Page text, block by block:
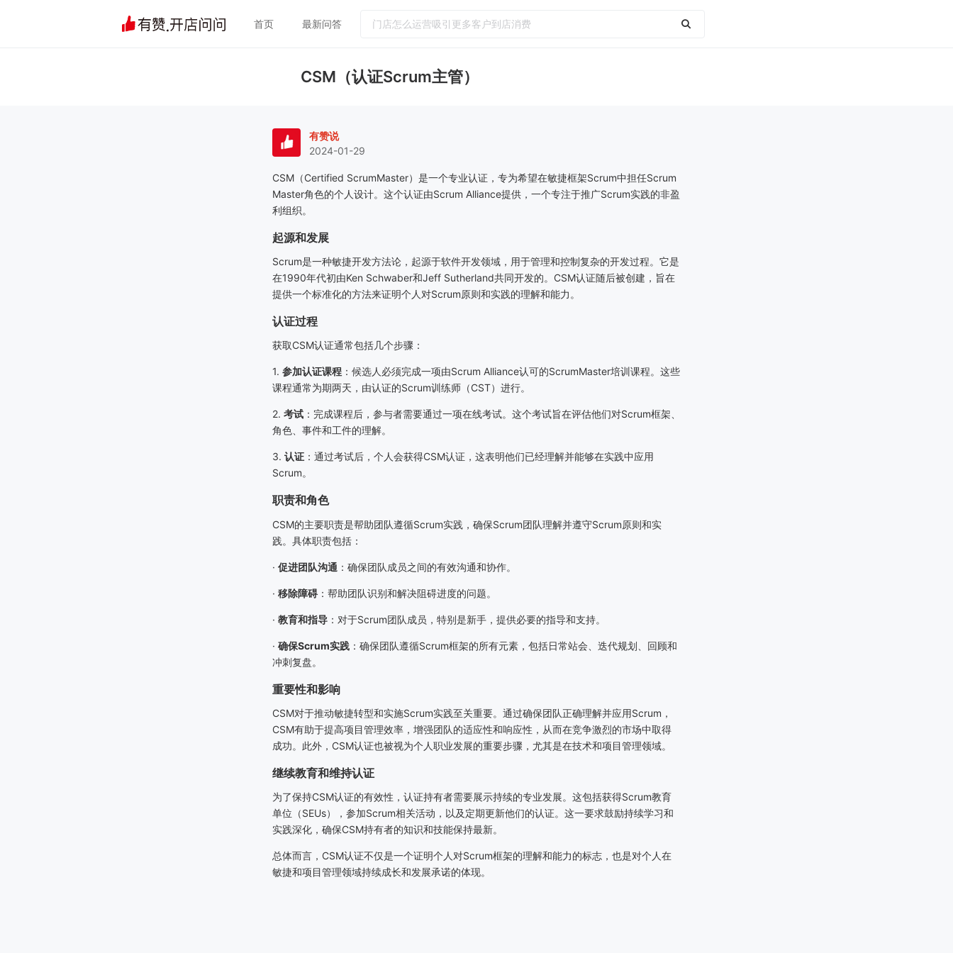
首页 最新问答
门店怎么运营吸引更多客户到店消费
怎么给顾客办会员卡？需要什么设备
CSM（认证Scrum主管）
有赞说
2024-01-29
CSM （Certified ScrumMaster）是一个专业认证，专为希望在敏捷框架Scrum中担任Scrum
Master角色的个人设计。这个认证由Scrum Alliance提供，一个专注于推广Scrum实践的非盈
利组织。
起源和发展
Scrum是一种敏捷开发方法论，起源于软件开发领域，用于管理和控制复杂的开发过程。它是
在1990年代初由Ken Schwaber和Jeff Sutherland共同开发的。 CSM认证随后被创建，旨在
提供一个标准化的方法来证明个人对Scrum原则和实践的理解和能力。
认证过程
获取CSM认证通常包括几个步骤：
1. 参加认证课程 ：候选人必须完成一项由Scrum Alliance认可的ScrumMaster培训课程。这些
课程通常为期两天，由认证的Scrum训练师（CST）进行。
2. 考试 ：完成课程后，参与者需要通过一项在线考试。这个考试旨在评估他们对Scrum框架、
角色、事件和工件的理解。
3. 认证 ：通过考试后，个人会获得CSM认证，这表明他们已经理解并能够在实践中应用
Scrum。
职责和角色
CSM的主要职责是帮助团队遵循Scrum实践，确保Scrum团队理解并遵守Scrum原则和实
践。具体职责包括：
· 促进团队沟通 ：确保团队成员之间的有效沟通和协作。
· 移除障碍：帮助团队识别和解决阻碍进度的问题。
· 教育和指导 ：对于Scrum团队成员，特别是新手，提供必要的指导和支持。
· 确保Scrum实践 ：确保团队遵循Scrum框架的所有元素，包括日常站会、迭代规划、回顾和
冲刺复盘。
重要性和影响
CSM对于推动敏捷转型和实施Scrum实践至关重要。通过确保团队正确理解并应用Scrum ，
CSM有助于提高项目管理效率，增强团队的适应性和响应性，从而在竞争激烈的市场中取得
成功。此外， CSM认证也被视为个人职业发展的重要步骤，尤其是在技术和项目管理领域。
继续教育和维持认证
为了保持CSM认证的有效性，认证持有者需要展示持续的专业发展。这包括获得Scrum教育
单位（SEUs），参加Scrum相关活动，以及定期更新他们的认证。这一要求鼓励持续学习和
实践深化，确保CSM持有者的知识和技能保持最新。
总体而言， CSM认证不仅是一个证明个人对Scrum框架的理解和能力的标志，也是对个人在
敏捷和项目管理领域持续成长和发展承诺的体现。